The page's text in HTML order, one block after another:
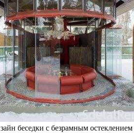
беседки с безрамным остеклением